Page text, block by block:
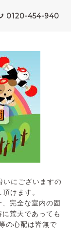
0120-454-940
いにございますの
けます。
完全な室内の固
荒天であっても
の心配は皆無で